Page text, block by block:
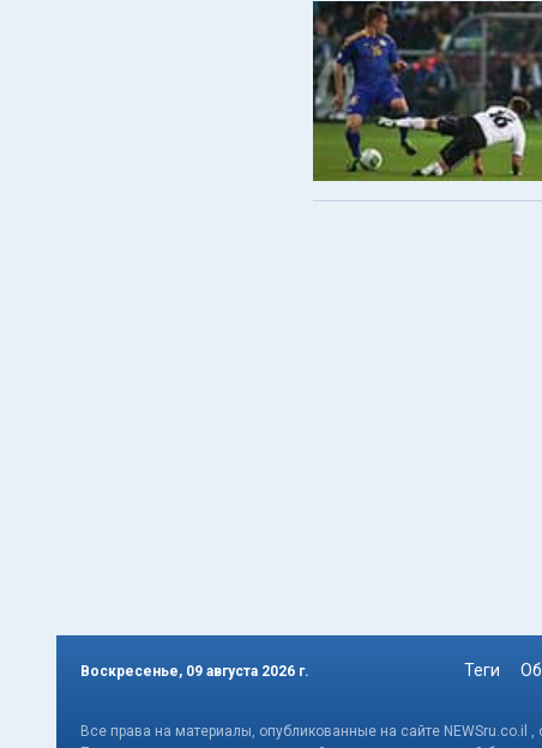
Воскресенье, 09 августа 2026 г. Теги
Все права на материалы, опубликованные на сайте NEWSru.co.il